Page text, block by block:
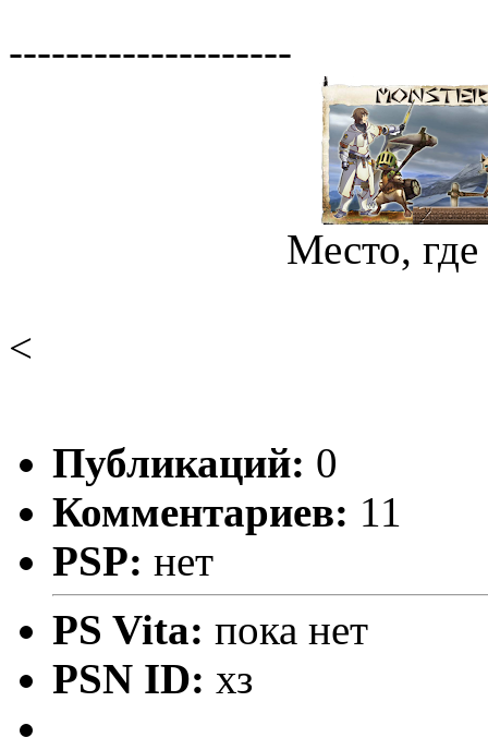
--------------------
Место,
<
Публикаций: 0
Комментариев: 11
PSP: нет
PS Vita: пока нет
PSN ID: хз